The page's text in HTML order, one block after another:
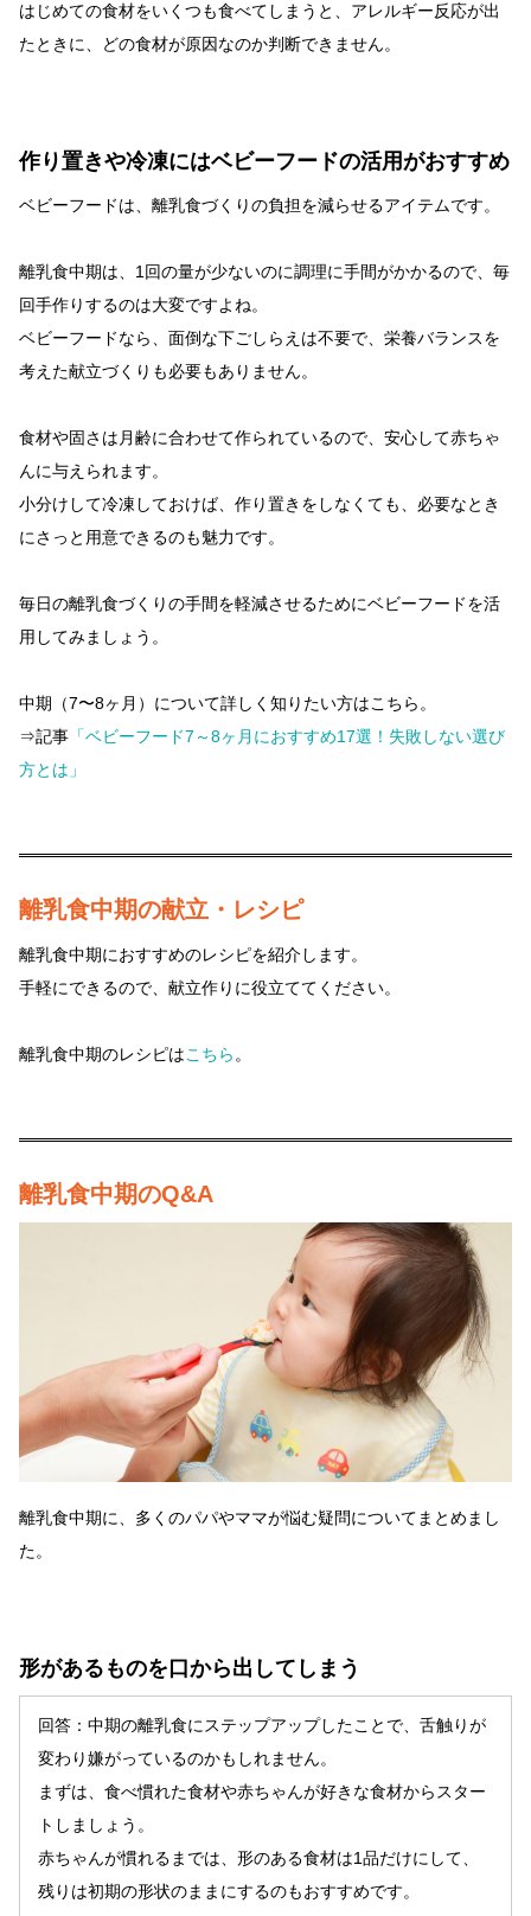
はじめての食材をいくつも食べてしまうと、アレルギー反応が出
たときに、どの食材が原因なのか判断できません。
作り置きや冷凍にはベビーフードの活用がおすすめ
ベビーフードは、離乳食づくりの負担を減らせるアイテムです。
離乳食中期は、1回の量が少ないのに調理に手間がかかるので、毎
回手作りするのは大変ですよね。
ベビーフードなら、面倒な下ごしらえは不要で、栄養バランスを
考えた献立づくりも必要もありません。
食材や固さは月齢に合わせて作られているので、安心して赤ちゃ
んに与えられます。
小分けして冷凍しておけば、作り置きをしなくても、必要なとき
にさっと用意できるのも魅力です。
毎日の離乳食づくりの手間を軽減させるためにベビーフードを活
用してみましょう。
中期（7〜8ヶ月）について詳しく知りたい方はこちら。
⇒記事 「ベビーフード7～8ヶ月におすすめ17選！失敗しない選び
方とは」
離乳食中期の献立・レシピ
離乳食中期におすすめのレシピを紹介します。
手軽にできるので、献立作りに役立ててください。
離乳食中期のレシピはこちら。
離乳食中期のQ&A
離乳食中期に、多くのパパやママが悩む疑問についてまとめまし
た。
形があるものを口から出してしまう
回答：中期の離乳食にステップアップしたことで、舌触りが
変わり嫌がっているのかもしれません。
まずは、食べ慣れた食材や赤ちゃんが好きな食材からスター
トしましょう。
赤ちゃんが慣れるまでは、形のある食材は1品だけにして、
残りは初期の形状のままにするのもおすすめです。